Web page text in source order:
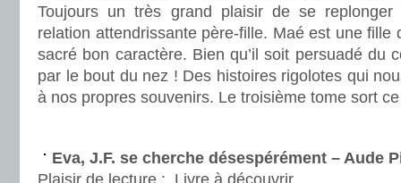
Toujours un très grand plaisir de se replonger
relation attendrissante père-fille. Maé est une fille
sacré bon caractère. Bien qu’il soit persuadé du
par le bout du nez ! Des histoires rigolotes qui
à nos propres souvenirs. Le troisième tome sort
Eva, J.F. se cherche désespérément – Aude
Plaisir de lecture : Livre à découvrir